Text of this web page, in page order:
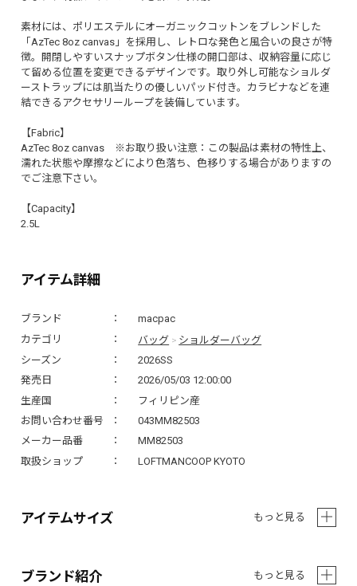
アイテム詳細
ブランド
macpac
カテゴリ
バッグ > ショルダーバッグ
シーズン
2026SS
発売日
2026/05/03 12:00:00
生産国
フィリピン産
お問い合わせ番号
043MM82503
メーカー品番
MM82503
取扱ショップ
LOFTMANCOOP KYOTO
素材には、ポリエステルにオーガニックコットンをブレンドした
「AzTec 8oz canvas」を採用し、レトロな発色と風合いの良さが特
徴。開閉しやすいスナップボタン仕様の開口部は、収納容量に応じ
て留める位置を変更できるデザインです。取り外し可能なショルダ
ーストラップには肌当たりの優しいパッド付き。カラビナなどを連
結できるアクセサリーループを装備しています。
【Fabric】
AzTec 8oz canvas ※お取り扱い注意：この製品は素材の特性上、
濡れた状態や摩擦などにより色落ち、色移りする場合がありますの
でご注意下さい。
【Capacity】
2.5L
アイテムサイズ もっと見る
ブランド紹介 もっと見る